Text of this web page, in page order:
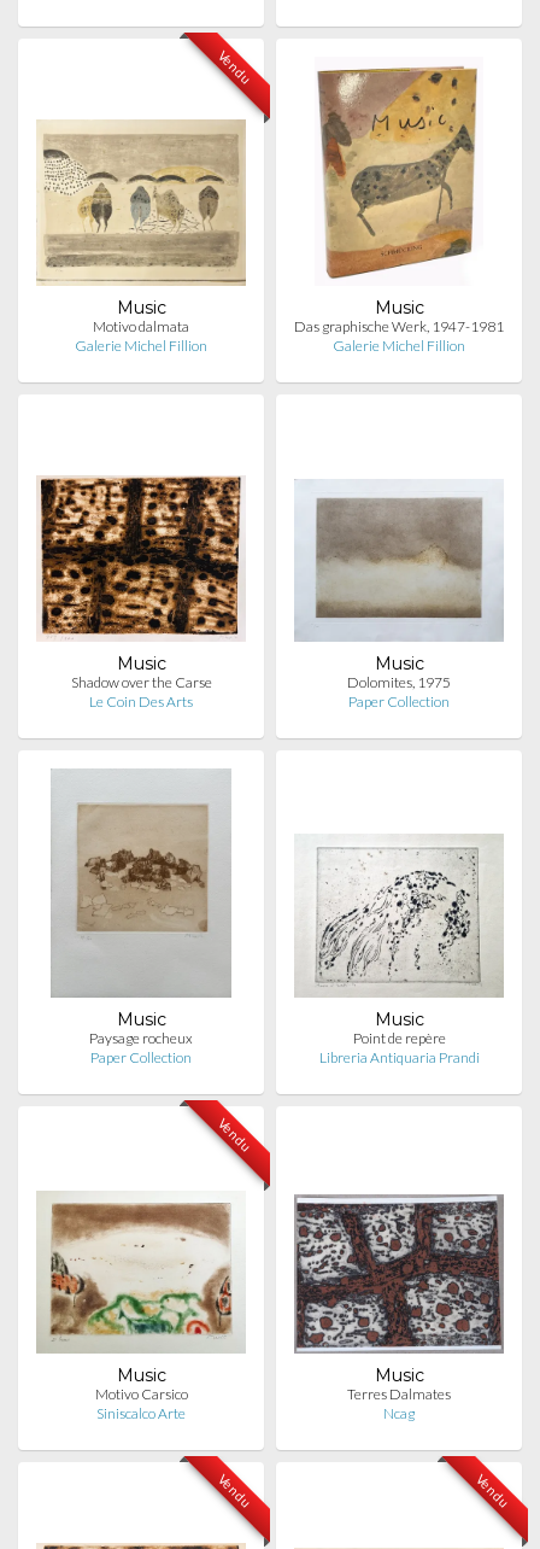
Vendu
Music
Motivo dalmata
Galerie Michel Fillion
Music
Das graphische Werk, 1947-1981
Galerie Michel Fillion
Music
Shadow over the Carse
Le Coin Des Arts
Music
Dolomites, 1975
Paper Collection
Music
Paysage rocheux
Paper Collection
Music
Point de repère
Libreria Antiquaria Prandi
Vendu
Music
Motivo Carsico
Siniscalco Arte
Music
Terres Dalmates
Ncag
Vendu Vendu